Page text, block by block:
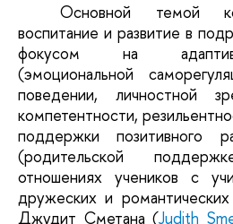
Основной темой
воспитание и развитие в
фокусом на
(эмоциональной
поведении, личностной
компетентности,
поддержки позитивного
(родительской
отношениях учеников с
дружеских и
Джудит Сметана (Judith